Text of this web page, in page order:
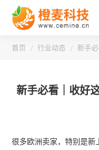
您的位置：
首页 行业动态 新手
新手必看｜收好
很多欧洲卖家，特别是新